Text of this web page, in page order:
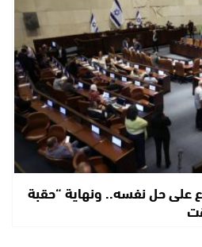
على حل نفسه.. ونهاية “حقبة